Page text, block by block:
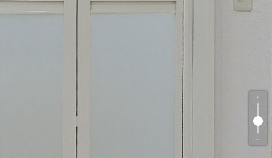
﹢
﹣